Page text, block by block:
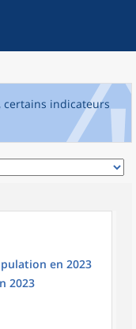
certains indicateurs
en 2023
2023